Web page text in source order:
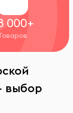
000+
выбор